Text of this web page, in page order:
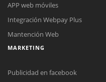
APP web móviles
Integración Webpay Plus
Mantención Web
MARKETING
Publicidad en facebook